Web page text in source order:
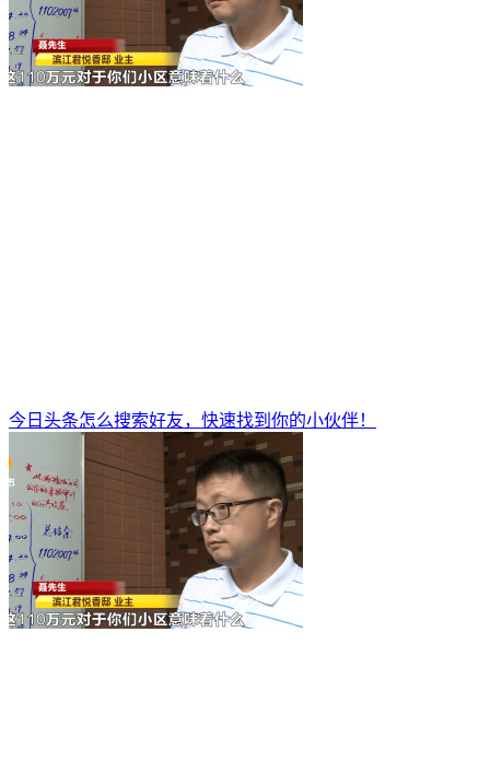
今日头条怎么搜索好友，快速找到你的小伙伴！